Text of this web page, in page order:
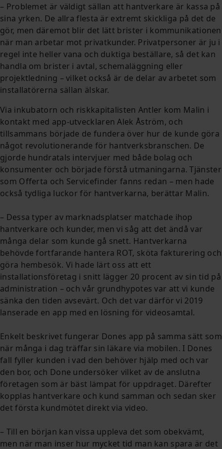
– Problemet är väldigt sällan att hantverkare är kassa på
sina yrken. De allra flesta är extremt skickliga på det de
gör, men däremot blir det lätt brister i kommunikationen
när man arbetar mot privatkunder. Privatpersoner är ju i
regel inte heller vana och duktiga beställare, så det kan
handla om brister i avtal, schemaläggning eller
projektledning – vilket också är de delar av arbetet som
installatörerna sällan älskar.
Via inkubatorn och riskkapitalisten Antler kom Malin i
kontakt med app-utvecklaren Alek Åström, och
tillsammans började de fundera över hur de kunde göra
något revolutionerande för hantverksbranschen. De
gjorde hundratals intervjuer med både bolag och
konsumenter och började förstå utmaningarna. Tjänster
som Offerta och Servicefinder fanns redan – men hade
också tydliga luckor för hantverkarna, berättar Malin.
– Dessa typer av marknadsplatser matchade ihop
hantverkare och kunder, men vi såg att det ändå var
många delar som kunde gå snett. Hantverkarna
behövde fortfarande hantera ROT, sköta fakturering och
göra hembesök. Vi hade lärt oss att ett
installationsföretag i snitt lägger 20 procent av sin tid på
administration – och vår grundhypotes var att vi kunde
sänka den tiden avsevärt. Och det var därför vi 2019
lanserade en app med en lösning för videosamtal.
Enkelt beskrivet fungerar Dones app på samma sätt som
när många i dag träffar sin läkare via mobilen. I Dones
fall fyller kunden i vad den behöver hjälp med och var
den bor, och Done undersöker vilket av de anslutna
företagen som är bäst lämpat för uppdraget. Därefter
kopplas hantverkare och kund samman och sedan sker
det första kundmötet direkt via video.
– Till en början kan vissa uppleva det som obekvämt,
men när man inser hur mycket tid man kan spara är det